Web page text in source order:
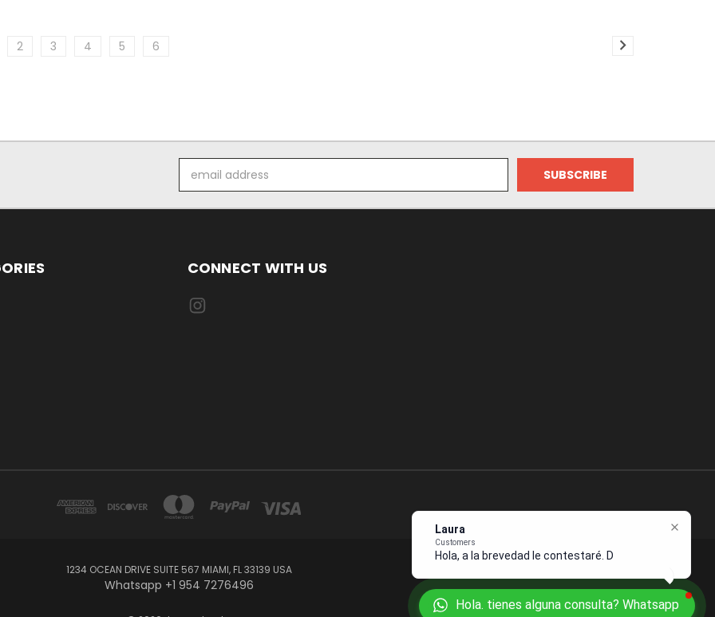
2 3 4 5 6
Address
CONNECT WITH US
1234 OCEAN DRIVE SUITE 567 MIAMI, FL 33139 USA
Whatsapp +1 954 7276496